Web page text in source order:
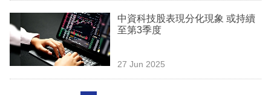
中資科技股表現分化現象 或持續
至第3季度
27 Jun 2025